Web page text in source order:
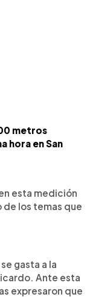
metros
hora en San
esta medición
de los temas que
gasta a la
Ante esta
expresaron que